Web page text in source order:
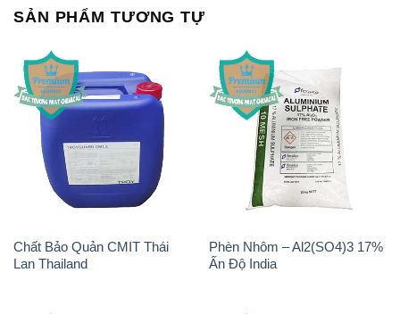
SẢN PHẨM TƯƠNG TỰ
Chất Bảo Quản CMIT Thái
Lan Thailand
Phèn Nhôm – Al2(SO4)3 17%
Ấn Độ India